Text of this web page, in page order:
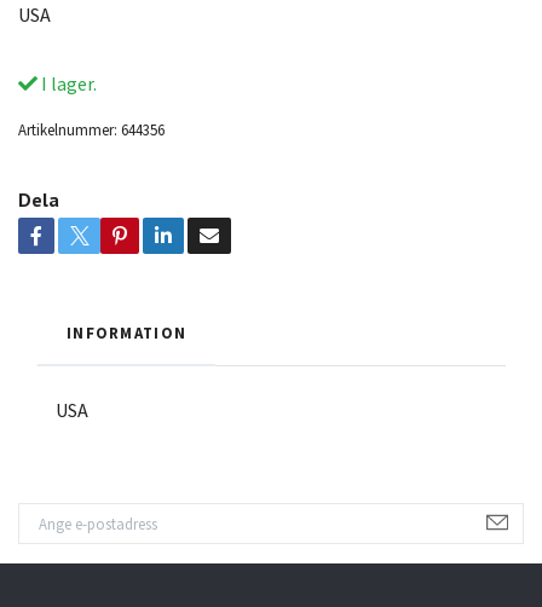
USA
I lager.
Artikelnummer: 644356
Dela
INFORMATION
USA